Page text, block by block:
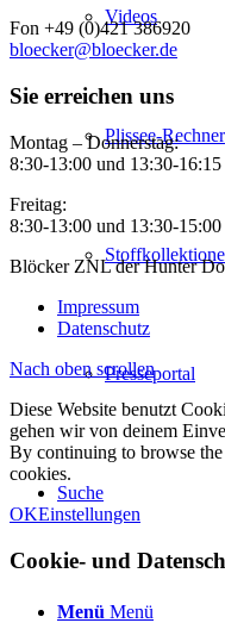
Videos
Plissee-Rechner
Presseportal
Suche
Menü Menü
Fon +49 (0)421 386920
bloecker@bloecker.de
Sie erreichen uns
Montag – Donnerstag:
8:30-13:00 und 13:30-
Freitag:
8:30-13:00 und 13:30-
Blöcker ZNL der Hunter
Impressum
Datenschutz
Nach oben scrollen
Diese Website benutzt
gehen wir von deinem
By continuing to browse
cookies.
OKEinstellungen
Cookie- und